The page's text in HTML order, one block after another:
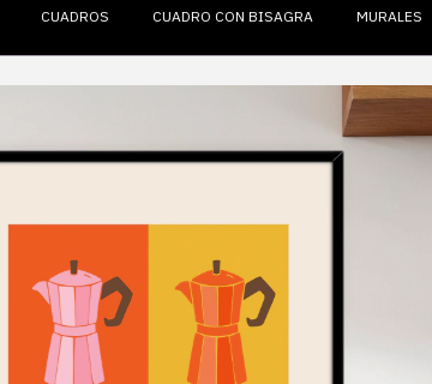
CUADROS CUADRO CON BISAGRA MURALES